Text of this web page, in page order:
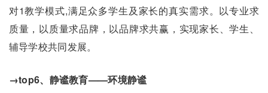
对1教学模式,满足众多学生及家长的真实需求。以专业求
质量，以质量求品牌，以品牌求共赢，实现家长、学生、
辅导学校共同发展。
→top6、静谧教育——环境静谧